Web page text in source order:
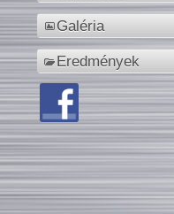
Galéria
Eredmények